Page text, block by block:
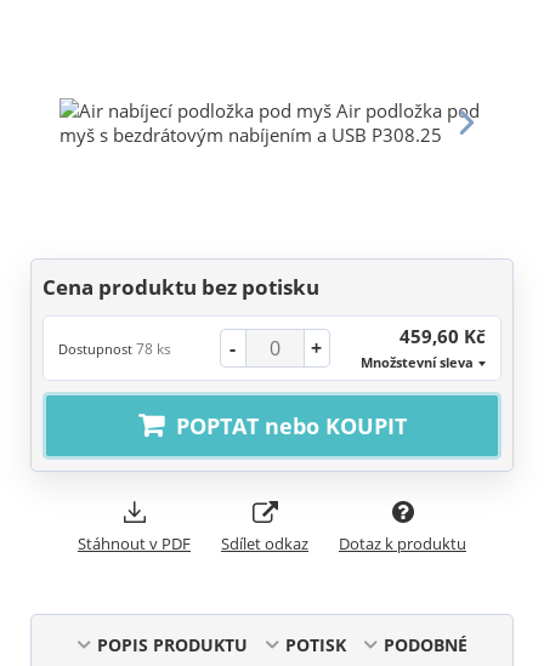
Cena produktu bez potisku
Dostupnost 78 ks - + 459,60 Kč
Množstevní sleva
POPTAT nebo KOUPIT
Stáhnout v PDF Sdílet odkaz Dotaz k produktu
POPIS PRODUKTU POTISK PODOBNÉ